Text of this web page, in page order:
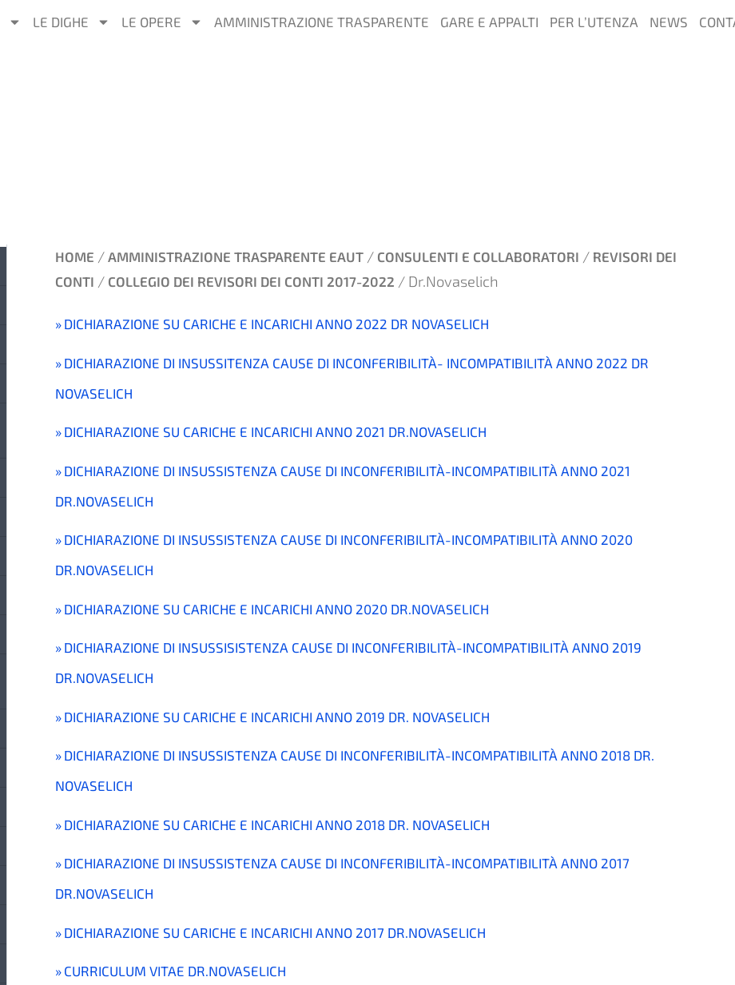
LE DIGHE LE OPERE AMMINISTRAZIONE TRASPARENTE GARE E APPALTI PER L’UTENZA NEWS
HOME / AMMINISTRAZIONE TRASPARENTE EAUT / CONSULENTI E COLLABORATORI / REVISORI DEI
CONTI / COLLEGIO DEI REVISORI DEI CONTI 2017-2022 / Dr.Novaselich
DICHIARAZIONE SU CARICHE E INCARICHI ANNO 2022 DR NOVASELICH
DICHIARAZIONE DI INSUSSITENZA CAUSE DI INCONFERIBILITÀ- INCOMPATIBILITÀ ANNO 2022 DR
NOVASELICH
DICHIARAZIONE SU CARICHE E INCARICHI ANNO 2021 DR.NOVASELICH
DICHIARAZIONE DI INSUSSISTENZA CAUSE DI INCONFERIBILITÀ-INCOMPATIBILITÀ ANNO 2021
DR.NOVASELICH
DICHIARAZIONE DI INSUSSISTENZA CAUSE DI INCONFERIBILITÀ-INCOMPATIBILITÀ ANNO 2020
DR.NOVASELICH
DICHIARAZIONE SU CARICHE E INCARICHI ANNO 2020 DR.NOVASELICH
DICHIARAZIONE DI INSUSSISISTENZA CAUSE DI INCONFERIBILITÀ-INCOMPATIBILITÀ ANNO 2019
DR.NOVASELICH
DICHIARAZIONE SU CARICHE E INCARICHI ANNO 2019 DR. NOVASELICH
DICHIARAZIONE DI INSUSSISTENZA CAUSE DI INCONFERIBILITÀ-INCOMPATIBILITÀ ANNO 2018 DR.
NOVASELICH
DICHIARAZIONE SU CARICHE E INCARICHI ANNO 2018 DR. NOVASELICH
DICHIARAZIONE DI INSUSSISTENZA CAUSE DI INCONFERIBILITÀ-INCOMPATIBILITÀ ANNO 2017
DR.NOVASELICH
DICHIARAZIONE SU CARICHE E INCARICHI ANNO 2017 DR.NOVASELICH
CURRICULUM VITAE DR.NOVASELICH